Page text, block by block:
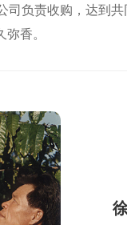
司负责收购，达到共
弥香。